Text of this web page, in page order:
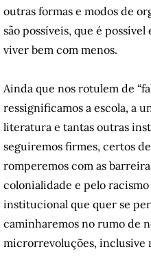
outras formas e modos de
são possíveis, que é possível
viver bem com menos.
Ainda que nos rotulem de
ressignificamos a escola, a
literatura e tantas outras
seguiremos firmes, certos
romperemos com as
colonialidade e pelo
institucional que quer se
caminharemos no rumo de
microrrevoluções, inclusive